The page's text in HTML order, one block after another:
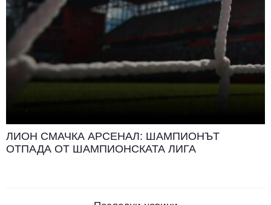
ЛИОН СМАЧКА АРСЕНАЛ: ШАМПИОНЪТ
ОТПАДА ОТ ШАМПИОНСКАТА ЛИГА